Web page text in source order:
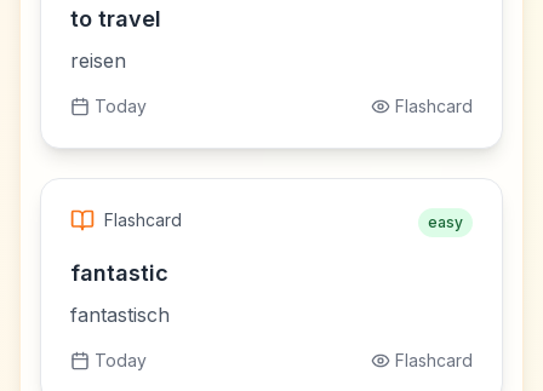
to travel
reisen
Today Flashcard
Flashcard easy
fantastic
fantastisch
Today Flashcard